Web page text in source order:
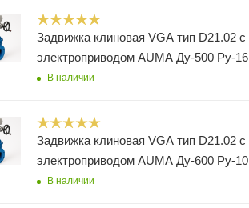
Задвижка клиновая VGA тип D21.02 с
электроприводом AUMA Ду-500 Ру-16
В наличии
Задвижка клиновая VGA тип D21.02 с
электроприводом AUMA Ду-600 Ру-10
В наличии